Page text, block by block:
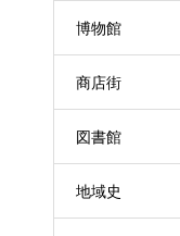
博物館
商店街
図書館
地域史